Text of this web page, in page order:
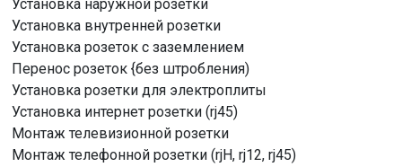
Установка наружной розетки
Установка внутренней розетки
Установка розеток с заземлением
Перенос розеток {без штробления)
Установка розетки для электроплиты
Установка интернет розетки (rj45)
Монтаж телевизионной розетки
Монтаж телефонной розетки (rjH, rj12, rj45)